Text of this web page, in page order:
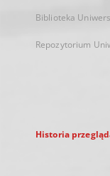
Biblioteka
Repozytorium
Historia